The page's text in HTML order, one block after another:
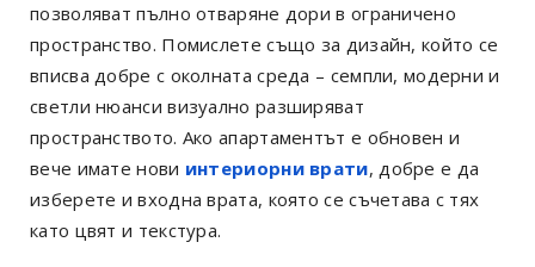
позволяват пълно отваряне дори в ограничено
пространство. Помислете също за дизайн, който се
вписва добре с околната среда – семпли, модерни и
светли нюанси визуално разширяват
пространството. Ако апартаментът е обновен и
вече имате нови интериорни врати, добре е да
изберете и входна врата, която се съчетава с тях
като цвят и текстура.